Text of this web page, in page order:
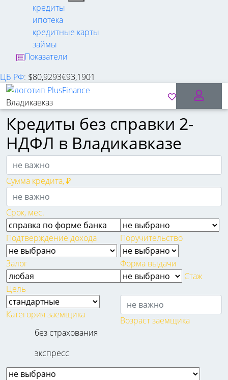
кредиты
ипотека
кредитные карты
займы
Показатели
ЦБ РФ: $80,9293€93,1901
Владикавказ
Кредиты без справки 2-
НДФЛ в Владикавказе
Сумма кредита, ₽
Срок, мес.
Подтверждение дохода Поручительство
Залог Форма выдачи
Цель
Стаж
Категория заемщика
Возраст заемщика
без страхования
экспресс